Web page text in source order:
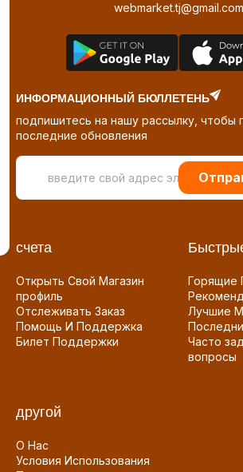
webmarket.tj@gmail.com
ИНФОРМАЦИОННЫЙ БЮЛЛЕТЕНЬ
подпишитесь на нашу рассылку, чтобы
последние обновления
счета
Открыть Свой Магазин
профиль
Отслеживать Заказ
Помощь И Поддержка
Билет Поддержки
Горящие
Лучшие
Часто
вопросы
другой
О Нас
Условия Использования